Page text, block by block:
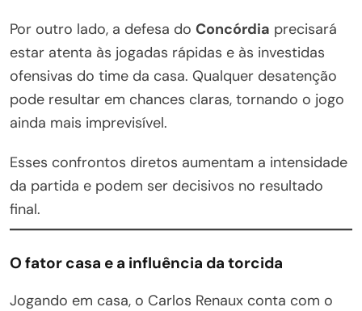
Por outro lado, a defesa do Concórdia precisará
estar atenta às jogadas rápidas e às investidas
ofensivas do time da casa. Qualquer desatenção
pode resultar em chances claras, tornando o jogo
ainda mais imprevisível.
Esses confrontos diretos aumentam a intensidade
da partida e podem ser decisivos no resultado
final.
O fator casa e a influência da torcida
Jogando em casa, o Carlos Renaux conta com o